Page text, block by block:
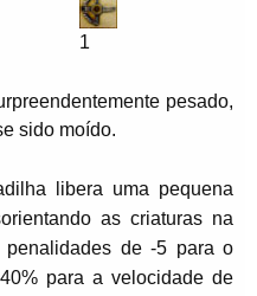
1
pesado,
sido moído.
libera uma pequena
as criaturas na
de -5 para o
para a velocidade de